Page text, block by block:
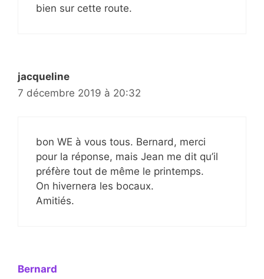
bien sur cette route.
jacqueline
7 décembre 2019 à 20:32
bon WE à vous tous. Bernard, merci
pour la réponse, mais Jean me dit qu’il
préfère tout de même le printemps.
On hivernera les bocaux.
Amitiés.
Bernard